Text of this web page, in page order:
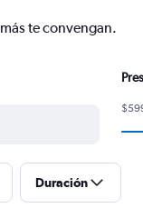
te convengan.
Duración